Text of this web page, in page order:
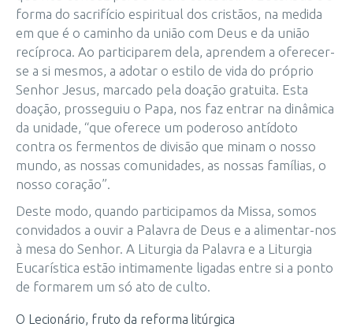
forma do sacrifício espiritual dos cristãos, na medida
em que é o caminho da união com Deus e da união
recíproca. Ao participarem dela, aprendem a oferecer-
se a si mesmos, a adotar o estilo de vida do próprio
Senhor Jesus, marcado pela doação gratuita. Esta
doação, prosseguiu o Papa, nos faz entrar na dinâmica
da unidade, “que oferece um poderoso antídoto
contra os fermentos de divisão que minam o nosso
mundo, as nossas comunidades, as nossas famílias, o
nosso coração”.
Deste modo, quando participamos da Missa, somos
convidados a ouvir a Palavra de Deus e a alimentar-nos
à mesa do Senhor. A Liturgia da Palavra e a Liturgia
Eucarística estão intimamente ligadas entre si a ponto
de formarem um só ato de culto.
O Lecionário, fruto da reforma litúrgica